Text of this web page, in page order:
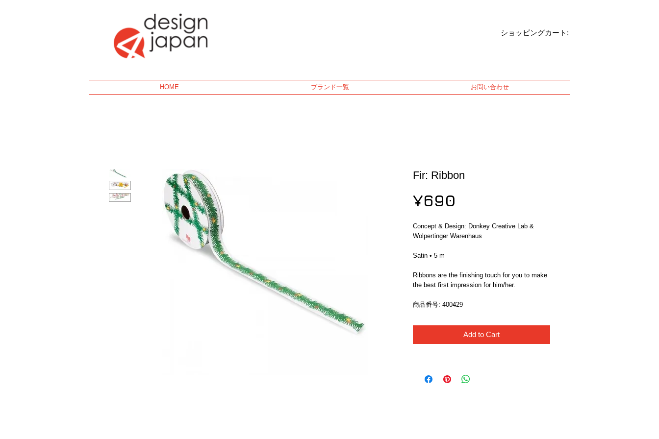
Geek ショッピングカート:
HOME ブランド一覧 お問い合わせ
Fir: Ribbon
¥690
Concept & Design: Donkey Creative Lab &
Wolpertinger Warenhaus
Satin • 5 m
Ribbons are the finishing touch for you to make
the best first impression for him/her.
商品番号: 400429
Add to Cart